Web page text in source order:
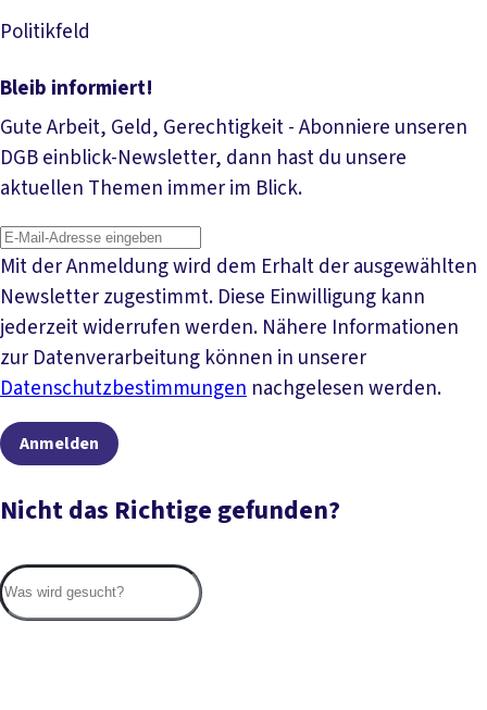
Politikfeld
Mehr lesen
Bleib informiert!
Gute Arbeit, Geld, Gerechtigkeit - Abonniere unseren
DGB einblick-Newsletter, dann hast du unsere
aktuellen Themen immer im Blick.
Mit der Anmeldung wird dem Erhalt der ausgewählten
Newsletter zugestimmt. Diese Einwilligung kann
jederzeit widerrufen werden. Nähere Informationen
zur Datenverarbeitung können in unserer
Datenschutzbestimmungen nachgelesen werden.
Anmelden
Nicht das Richtige gefunden?